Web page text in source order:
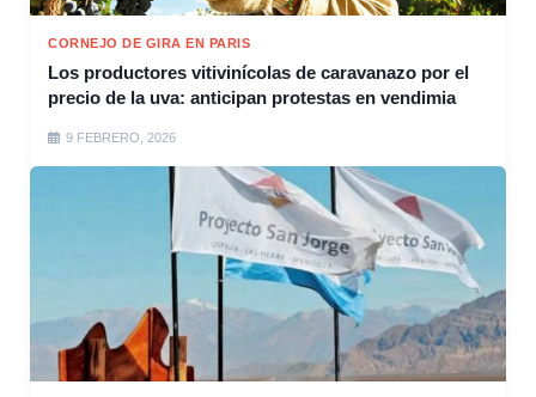
CORNEJO DE GIRA EN PARIS
Los productores vitivinícolas de caravanazo por el
precio de la uva: anticipan protestas en vendimia
9 FEBRERO, 2026